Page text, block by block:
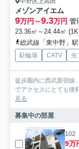
メゾンアイエム
9万円～9.3万円 管
23.36㎡～24.44㎡
総武線「東中野」
駐輪場 CATV 光
徒歩圏内に西武新宿線
でアクセスにとても便
見る
募集中の部屋
102
9万